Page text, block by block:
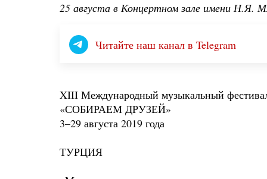
25 августа в Концертном зале имени Н.Я.
Читайте наш канал в Telegram
XIII Международный музыкальный
«СОБИРАЕМ ДРУЗЕЙ»
3–29 августа 2019 года
ТУРЦИЯ